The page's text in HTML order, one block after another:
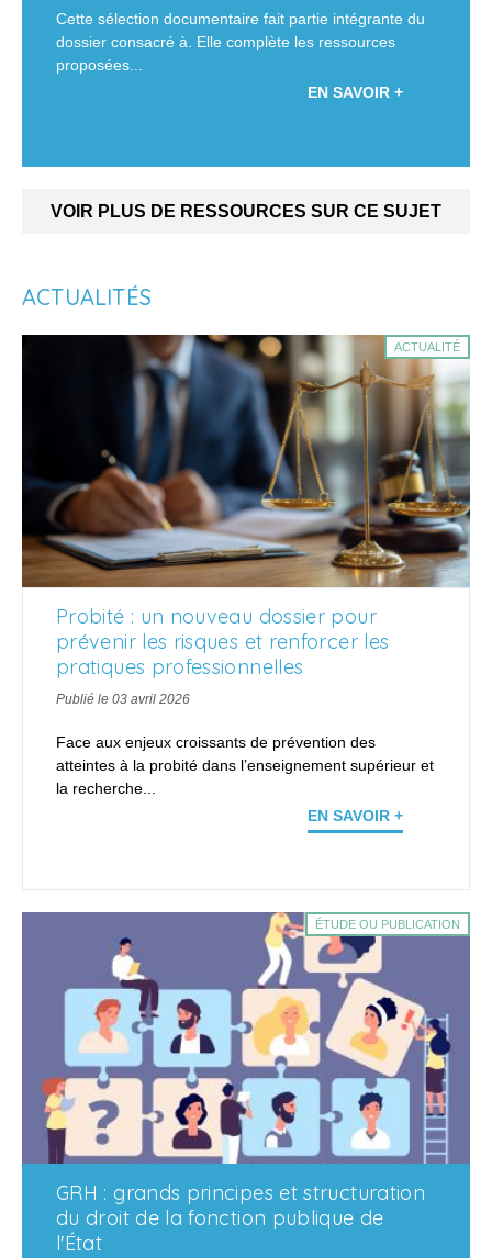
Cette sélection documentaire fait partie intégrante du
dossier consacré à. Elle complète les ressources
proposées...
EN SAVOIR +
VOIR PLUS DE RESSOURCES SUR CE SUJET
ACTUALITÉS
ACTUALITÉ
Probité : un nouveau dossier pour
prévenir les risques et renforcer les
pratiques professionnelles
Publié le 03 avril 2026
Face aux enjeux croissants de prévention des
atteintes à la probité dans l’enseignement supérieur et
la recherche...
EN SAVOIR +
ÉTUDE OU PUBLICATION
GRH : grands principes et structuration
du droit de la fonction publique de
l'État